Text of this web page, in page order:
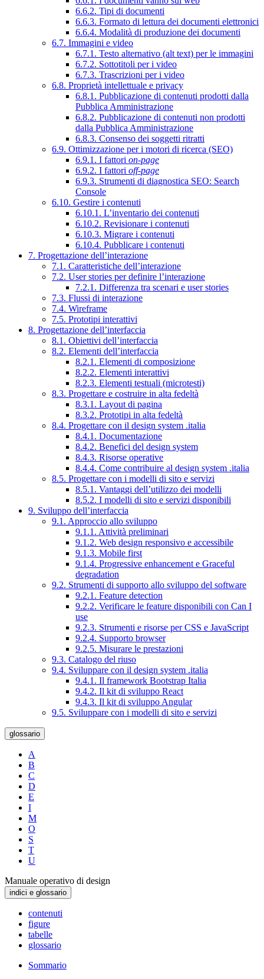
6.6.2. Tipi di documenti
6.6.3. Formato di lettura dei documenti elettronici
6.6.4. Modalità di produzione dei documenti
6.7. Immagini e video
6.7.1. Testo alternativo (alt text) per le immagini
6.7.2. Sottotitoli per i video
6.7.3. Trascrizioni per i video
6.8. Proprietà intellettuale e privacy
6.8.1. Pubblicazione di contenuti prodotti dalla
Pubblica Amministrazione
6.8.2. Pubblicazione di contenuti non prodotti
dalla Pubblica Amministrazione
6.8.3. Consenso dei soggetti ritratti
6.9. Ottimizzazione per i motori di ricerca (SEO)
6.9.1. I fattori on-page
6.9.2. I fattori off-page
6.9.3. Strumenti di diagnostica SEO: Search
Console
6.10. Gestire i contenuti
6.10.1. L’inventario dei contenuti
6.10.2. Revisionare i contenuti
6.10.3. Migrare i contenuti
6.10.4. Pubblicare i contenuti
7. Progettazione dell’interazione
7.1. Caratteristiche dell’interazione
7.2. User stories per definire l’interazione
7.2.1. Differenza tra scenari e user stories
7.3. Flussi di interazione
7.4. Wireframe
7.5. Prototipi interattivi
8. Progettazione dell’interfaccia
8.1. Obiettivi dell’interfaccia
8.2. Elementi dell’interfaccia
8.2.1. Elementi di composizione
8.2.2. Elementi interattivi
8.2.3. Elementi testuali (microtesti)
8.3. Progettare e costruire in alta fedeltà
8.3.1. Layout di pagina
8.3.2. Prototipi in alta fedeltà
8.4. Progettare con il design system .italia
8.4.1. Documentazione
8.4.2. Benefici del design system
8.4.3. Risorse operative
8.4.4. Come contribuire al design system .italia
8.5. Progettare con i modelli di sito e servizi
8.5.1. Vantaggi dell’utilizzo dei modelli
8.5.2. I modelli di sito e servizi disponibili
9. Sviluppo dell’interfaccia
9.1. Approccio allo sviluppo
9.1.1. Attività preliminari
9.1.2. Web design responsivo e accessibile
9.1.3. Mobile first
9.1.4. Progressive enhancement e Graceful
degradation
9.2. Strumenti di supporto allo sviluppo del software
9.2.1. Feature detection
9.2.2. Verificare le feature disponibili con Can I
use
9.2.3. Strumenti e risorse per CSS e JavaScript
9.2.4. Supporto browser
9.2.5. Misurare le prestazioni
9.3. Catalogo del riuso
9.4. Sviluppare con il design system .italia
9.4.1. Il framework Bootstrap Italia
9.4.2. Il kit di sviluppo React
9.4.3. Il kit di sviluppo Angular
9.5. Sviluppare con i modelli di sito e servizi
glossario
A
B
C
D
E
I
M
O
S
T
U
Manuale operativo di design
indici e glossario
contenuti
figure
tabelle
glossario
Sommario